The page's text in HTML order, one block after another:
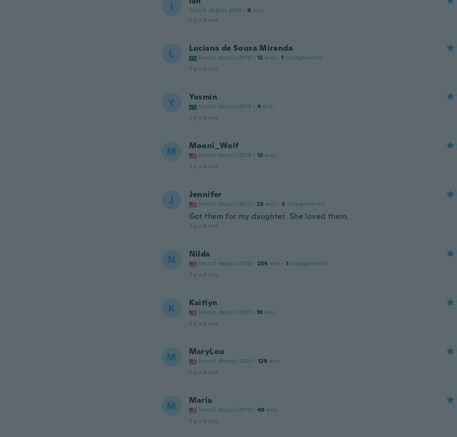
I Inscrit depuis 2019 · 9 avis
il y a 6 ans
L Luciana de Sousa Miranda
Inscrit depuis 2018 · 12 avis · 1 chargements
il y a 6 ans
Y Yasmin
Inscrit depuis 2018 · 4 avis
il y a 6 ans
M Mooni_Wolf
Inscrit depuis 2018 · 12 avis
il y a 6 ans
J Jennifer
Inscrit depuis 2017 · 25 avis · 5 chargements
Got them for my daughter. She loved them.
il y a 6 ans
N Nilda
Inscrit depuis 2016 · 254 avis · 1 chargements
il y a 6 ans
K Kaitlyn
Inscrit depuis 2017 · 18 avis
il y a 6 ans
M MaryLou
Inscrit depuis 2020 · 129 avis
il y a 6 ans
M Maria
Inscrit depuis 2019 · 40 avis
il y a 6 ans